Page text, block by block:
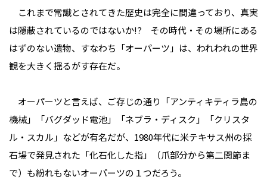
これまで常識とされてきた歴史は完全に間違っており、真実
は隠蔽されているのではないか――!? その時代・その場所にある
はずのない遺物、すなわち「オーパーツ」は、われわれの世界
観を大きく揺るがす存在だ。
オーパーツと言えば、ご存じの通り「アンティキティラ島の
機械」「バグダッド電池」「ネブラ・ディスク」「クリスタ
ル・スカル」などが有名だが、1980年代に米テキサス州の採
石場で発見された「化石化した指」（爪部分から第二関節ま
で）も紛れもないオーパーツの１つだろう。